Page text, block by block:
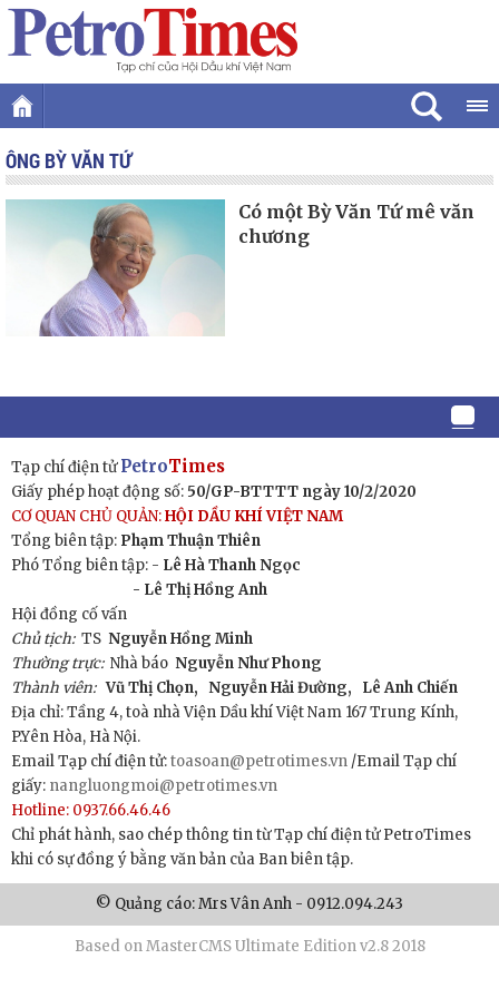
ÔNG BỲ VĂN TỨ
Có một Bỳ Văn Tứ mê văn
chương
Tạp chí điện tửPetroTimes
Giấy phép hoạt động số: 50/GP-BTTTT ngày 10/2/2020
CƠ QUAN CHỦ QUẢN:HỘI DẦU KHÍ VIỆT NAM
Tổng biên tập: Phạm Thuận Thiên
Phó Tổng biên tập: - Lê Hà Thanh Ngọc
- Lê Thị Hồng Anh
Hội đồng cố vấn
Chủ tịch:TS Nguyễn Hồng Minh
Thường trực: Nhà báo Nguyễn Như Phong
Thành viên: Vũ Thị Chọn, Nguyễn Hải Đường,
Lê Anh Chiến
Địa chỉ: Tầng 4, toà nhà Viện Dầu khí Việt Nam 167 Trung Kính,
P.Yên Hòa, Hà Nội.
Email Tạp chí điện tử:toasoan@petrotimes.vn /Email Tạp chí
giấy: nangluongmoi@petrotimes.vn
Hotline: 0937.66.46.46
Chỉ phát hành, sao chép thông tin từ Tạp chí điện tử PetroTimes
khi có sự đồng ý bằng văn bản của Ban biên tập.
© Quảng cáo: Mrs Vân Anh - 0912.094.243
Based on MasterCMS Ultimate Edition v2.8 2018